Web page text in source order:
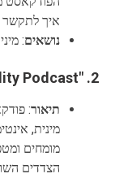
איך לתקשר
נושאים:
2.
"The Sexuality Podcast"
תיאור:
מינית,
מומחים
הצדדים